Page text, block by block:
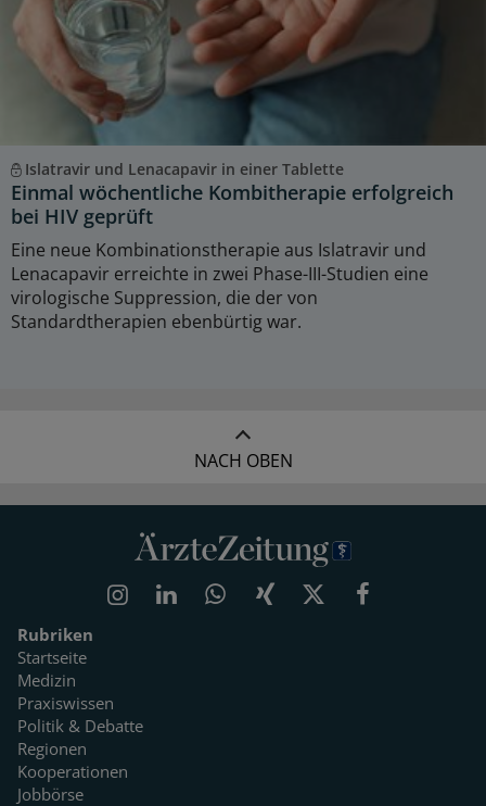
Islatravir und Lenacapavir in einer Tablette
Einmal wöchentliche Kombitherapie erfolgreich
bei HIV geprüft
Eine neue Kombinationstherapie aus Islatravir und
Lenacapavir erreichte in zwei Phase-III-Studien eine
virologische Suppression, die der von
Standardtherapien ebenbürtig war.
NACH OBEN
Rubriken
Startseite
Medizin
Praxiswissen
Politik & Debatte
Regionen
Kooperationen
Jobbörse